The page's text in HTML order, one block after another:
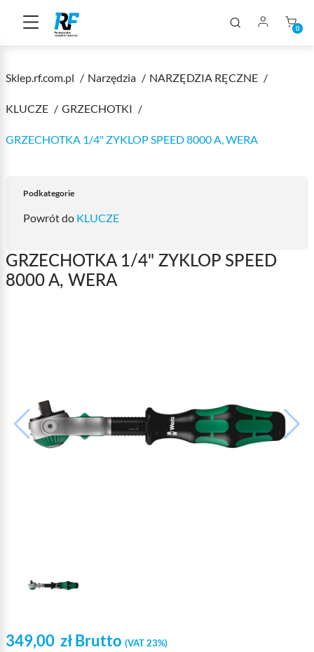
0
Sklep.rf.com.pl Narzędzia NARZĘDZIA RĘCZNE
KLUCZE GRZECHOTKI
GRZECHOTKA 1/4" ZYKLOP SPEED 8000 A, WERA
Podkategorie
Powrót do KLUCZE
GRZECHOTKA 1/4" ZYKLOP SPEED
8000 A, WERA
349,00 złBrutto (VAT 23%)